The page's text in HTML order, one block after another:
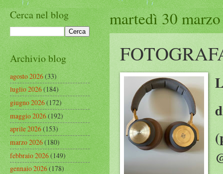
martedì 30
Cerca nel blog
Archivio blog
agosto 2026(33)
luglio 2026(184)
giugno 2026(172)
maggio 2026(192)
aprile 2026(153)
marzo 2026(180)
febbraio 2026(149)
gennaio 2026(178)